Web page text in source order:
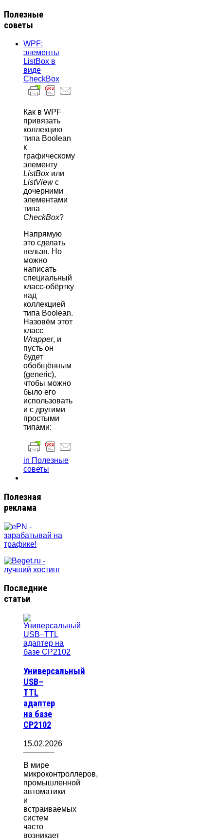
Полезные
советы
WPF:
элементы
ListBox в
виде
CheckBox
Как в WPF
привязать
коллекцию
типа Boolean
к
графическому
элементу
ListBoxили
ListViewс
дочерними
элементами
типа
CheckBox?
Напрямую
это сделать
нельзя. Но
можно
написать
специальный
класс-обёртку
над
коллекцией
типа Boolean.
Назовём этот
класс
Wrapper, и
пусть он
будет
обобщённым
(generic),
чтобы можно
было его
использовать
и с другими
простыми
типами:
in Полезные
советы
Полезная
реклама
Последние
статьи
Универсальный
USB–
TTL
адаптер
на базе
CP2102
15.02.2026
В мире
микроконтроллеров,
промышленной
автоматики
и
встраиваемых
систем
часто
возникает